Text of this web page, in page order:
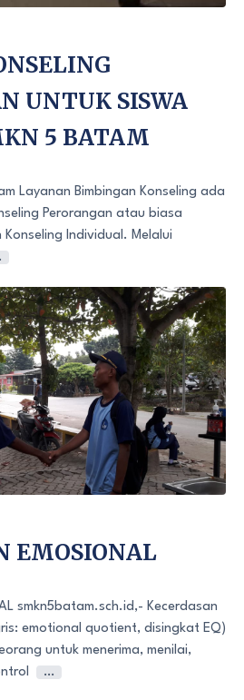
UNTUK SISWA
5 BATAM
Layanan Bimbingan Konseling ada
Perorangan atau biasa
Individual. Melalui
EMOSIONAL
smkn5batam.sch.id,- Kecerdasan
emotional quotient, disingkat EQ)
untuk menerima, menilai,
…